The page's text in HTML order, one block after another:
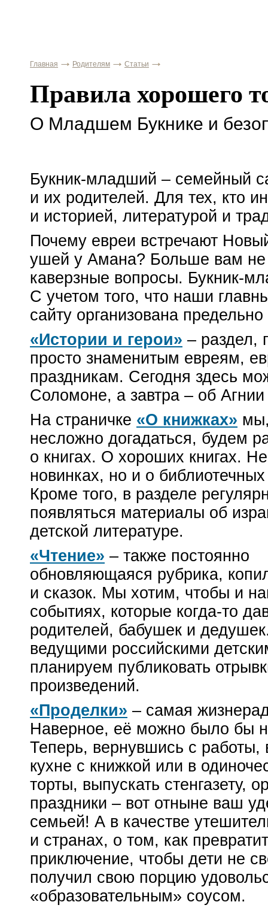
Главная Родителям Статьи
Правила хорошего
О Младшем Букнике и
Букник-младший – семейный
и их родителей. Для тех, кто
и историей, литературой и
Почему евреи встречают
ушей у Амана? Больше вам не
каверзные вопросы. Букник-
С учетом того, что наши
сайту организована
«Истории и герои» – раздел,
просто знаменитым евреям,
праздникам. Сегодня здесь
Соломоне, а завтра – об
На страничке «О книжках»
несложно догадаться, будем
о книгах. О хороших книгах.
новинках, но и о
Кроме того, в разделе
появляться материалы об
детской литературе.
«Чтение» – также постоянно
обновляющаяся рубрика,
и сказок. Мы хотим, чтобы и
событиях, которые когда-то
родителей, бабушек и
ведущими российскими
планируем публиковать
произведений.
«Проделки» – самая
Наверное, её можно было бы
Теперь, вернувшись с работы,
кухне с книжкой или в
торты, выпускать стенгазету,
праздники – вот отныне ваш
семьей! А в качестве
и странах, о том, как
приключение, чтобы дети не
получил свою порцию
«образовательным» соусом.